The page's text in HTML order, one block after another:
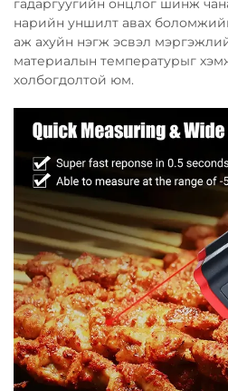
гадаргуугийн онцлог шинж
нарийн уншилт авах
аж ахуйн нэгж эсвэл
материалын температурыг
холбогдолтой юм.